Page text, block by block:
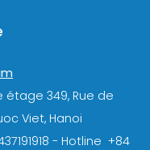
étage 349, Rue de
Viet, Hanoi
- Hotline +84